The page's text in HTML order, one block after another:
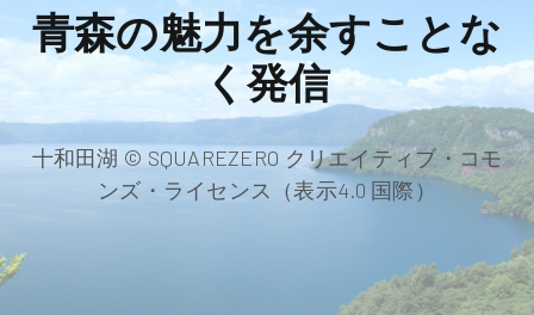
青森の魅力を余すことな
く発信
十和田湖 © SQUAREZERO クリエイティブ・コモ
ンズ・ライセンス（表示4.0 国際）